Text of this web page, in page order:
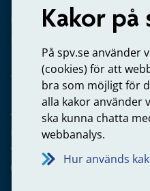
Kakor på
På spv.se använder
(cookies) för att
bra som möjligt för
alla kakor använder
ska kunna chatta
webbanalys.
Hur används
Kontakta oss
Arbetsgivare
Frågor om administration av
anställning
060-18 75 03